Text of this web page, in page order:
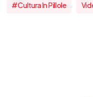
#cultura In Pillole